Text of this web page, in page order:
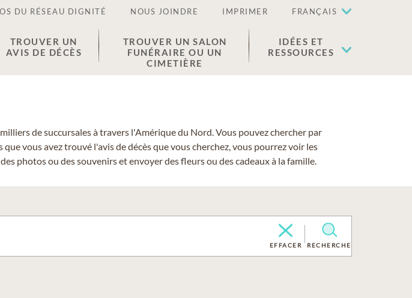
DU RÉSEAU DIGNITÉ NOUS JOINDRE IMPRIMER FRANÇAIS
TROUVER UN
AVIS DE DÉCÈS
TROUVER UN SALON
FUNÉRAIRE OU UN
CIMETIÈRE
IDÉES ET
RESSOURCES
de succursales à travers l'Amérique du Nord. Vous pouvez chercher par
vous avez trouvé l'avis de décès que vous cherchez, vous pourrez voir les
photos ou des souvenirs et envoyer des fleurs ou des cadeaux à la famille.
EFFACER RECHERCHE